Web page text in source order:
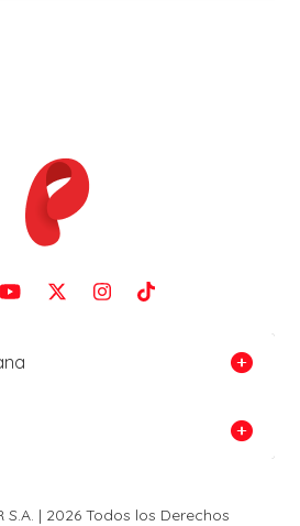
| 2026 Todos los Derechos